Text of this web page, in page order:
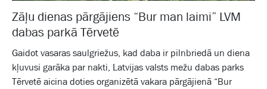
Zāļu dienas pārgājiens “Bur man laimi” LVM
dabas parkā Tērvetē
Gaidot vasaras saulgriežus, kad daba ir pilnbriedā un diena
kļuvusi garāka par nakti, Latvijas valsts mežu dabas parks
Tērvetē aicina doties organizētā vakara pārgājienā “Bur